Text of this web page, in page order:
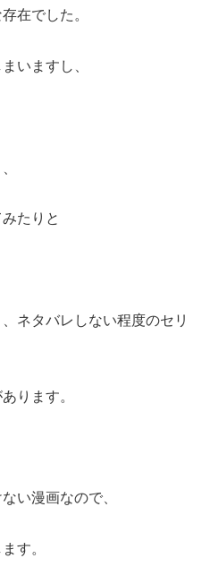
在でした。
いますし、
たりと
ネタバレしない程度のセリ
ります。
い漫画なので、
す。